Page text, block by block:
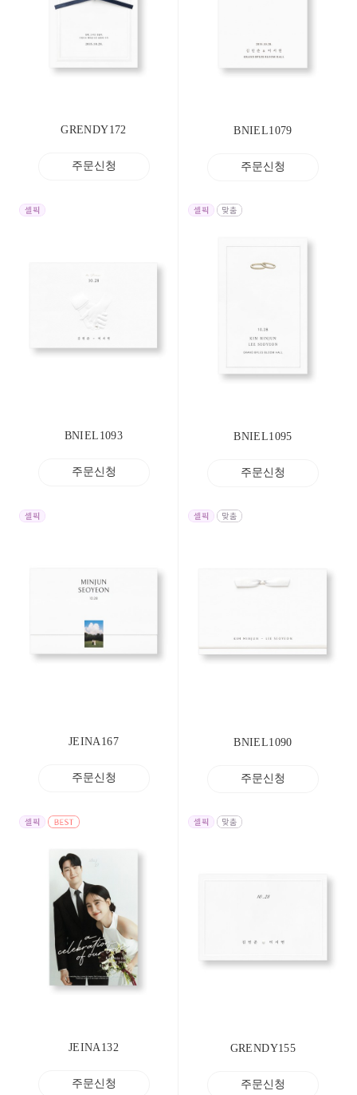
GRENDY172
주문신청
BNIEL1079
주문신청
BNIEL1093
주문신청
BNIEL1095
주문신청
JEINA167
주문신청
BNIEL1090
주문신청
JEINA132
주문신청
GRENDY155
주문신청